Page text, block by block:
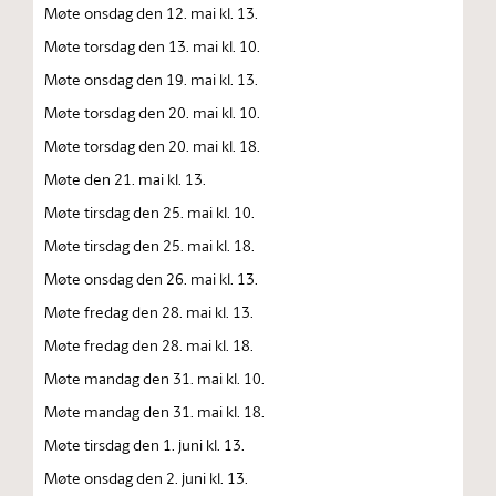
Møte onsdag den 12. mai kl. 13.
Møte torsdag den 13. mai kl. 10.
Møte onsdag den 19. mai kl. 13.
Møte torsdag den 20. mai kl. 10.
Møte torsdag den 20. mai kl. 18.
Møte den 21. mai kl. 13.
Møte tirsdag den 25. mai kl. 10.
Møte tirsdag den 25. mai kl. 18.
Møte onsdag den 26. mai kl. 13.
Møte fredag den 28. mai kl. 13.
Møte fredag den 28. mai kl. 18.
Møte mandag den 31. mai kl. 10.
Møte mandag den 31. mai kl. 18.
Møte tirsdag den 1. juni kl. 13.
Møte onsdag den 2. juni kl. 13.